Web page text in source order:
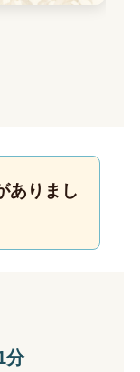
ありまし
分